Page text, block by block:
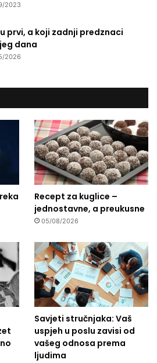
2023
prvi, a koji zadnji predznaci
dana
2026
Recept za kuglice –
jednostavne, a preukusne
05/08/2026
Savjeti stručnjaka: Vaš
uspjeh u poslu zavisi od
vašeg odnosa prema
ljudima